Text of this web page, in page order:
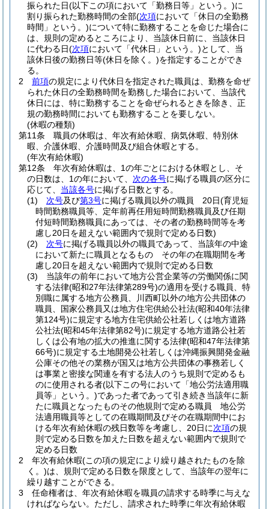
振られた日(以下この項において「勤務日等」という。)に
割り振られた勤務時間の全部(次項において「休日の全勤務
時間」という。)について特に勤務することを命じた場合に
は、規則の定めるところにより、当該休日前に、当該休日
に代わる日(次項において「代休日」という。)として、当
該休日後の勤務日等(休日を除く。)を指定することができ
る。
2
前項の規定により代休日を指定された職員は、勤務を命ぜ
られた休日の全勤務時間を勤務した場合において、当該代
休日には、特に勤務することを命ぜられるときを除き、正
規の勤務時間においても勤務することを要しない。
(休暇の種類)
第11条
職員の休暇は、年次有給休暇、病気休暇、特別休
暇、介護休暇、介護時間及び組合休暇とする。
(年次有給休暇)
第12条
年次有給休暇は、1の年ごとにおける休暇とし、そ
の日数は、1の年において、 次の各号に掲げる職員の区分に
応じて、 当該各号に掲げる日数とする。
(1)
次号及び第3号に掲げる職員以外の職員 20日(育児短
時間勤務職員等、定年前再任用短時間勤務職員及び任期
付短時間勤務職員にあっては、その者の勤務時間等を考
慮し20日を超えない範囲内で規則で定める日数)
(2)
次号に掲げる職員以外の職員であって、当該年の中途
において新たに職員となるもの その年の在職期間を考
慮し20日を超えない範囲内で規則で定める日数
(3)
当該年の前年において地方公営企業等の労働関係に関
する法律(昭和27年法律第289号)の適用を受ける職員、特
別職に属する地方公務員、川西町以外の地方公共団体の
職員、国家公務員又は地方住宅供給公社法(昭和40年法律
第124号)に規定する地方住宅供給公社若しくは地方道路
公社法(昭和45年法律第82号)に規定する地方道路公社若
しくは公有地の拡大の推進に関する法律(昭和47年法律第
66号)に規定する土地開発公社若しくは沖縄振興開発金融
公庫その他その業務が国又は地方公共団体の事務若しく
は事業と密接な関連を有する法人のうち規則で定めるも
のに使用される者(以下この号において「地公労法適用職
員等」という。)であった者であって引き続き当該年に新
たに職員となったものその他規則で定める職員 地公労
法適用職員等としての在職期間及びその在職期間中にお
ける年次有給休暇の残日数等を考慮し、20日に次項の規
則で定める日数を加えた日数を超えない範囲内で規則で
定める日数
2
年次有給休暇(この項の規定により繰り越されたものを除
く。)は、規則で定める日数を限度として、当該年の翌年に
繰り越すことができる。
3
任命権者は、年次有給休暇を職員の請求する時季に与えな
ければならない。 ただし、請求された時季に年次有給休暇